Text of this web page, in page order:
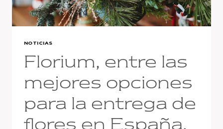
NOTICIAS
Florium, entre las
mejores opciones
para la entrega de
flores en España.